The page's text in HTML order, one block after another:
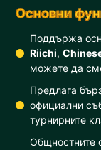
Основни
Поддържа
Riichi,
можете да
Предлага
официални
турнирните
Общностните